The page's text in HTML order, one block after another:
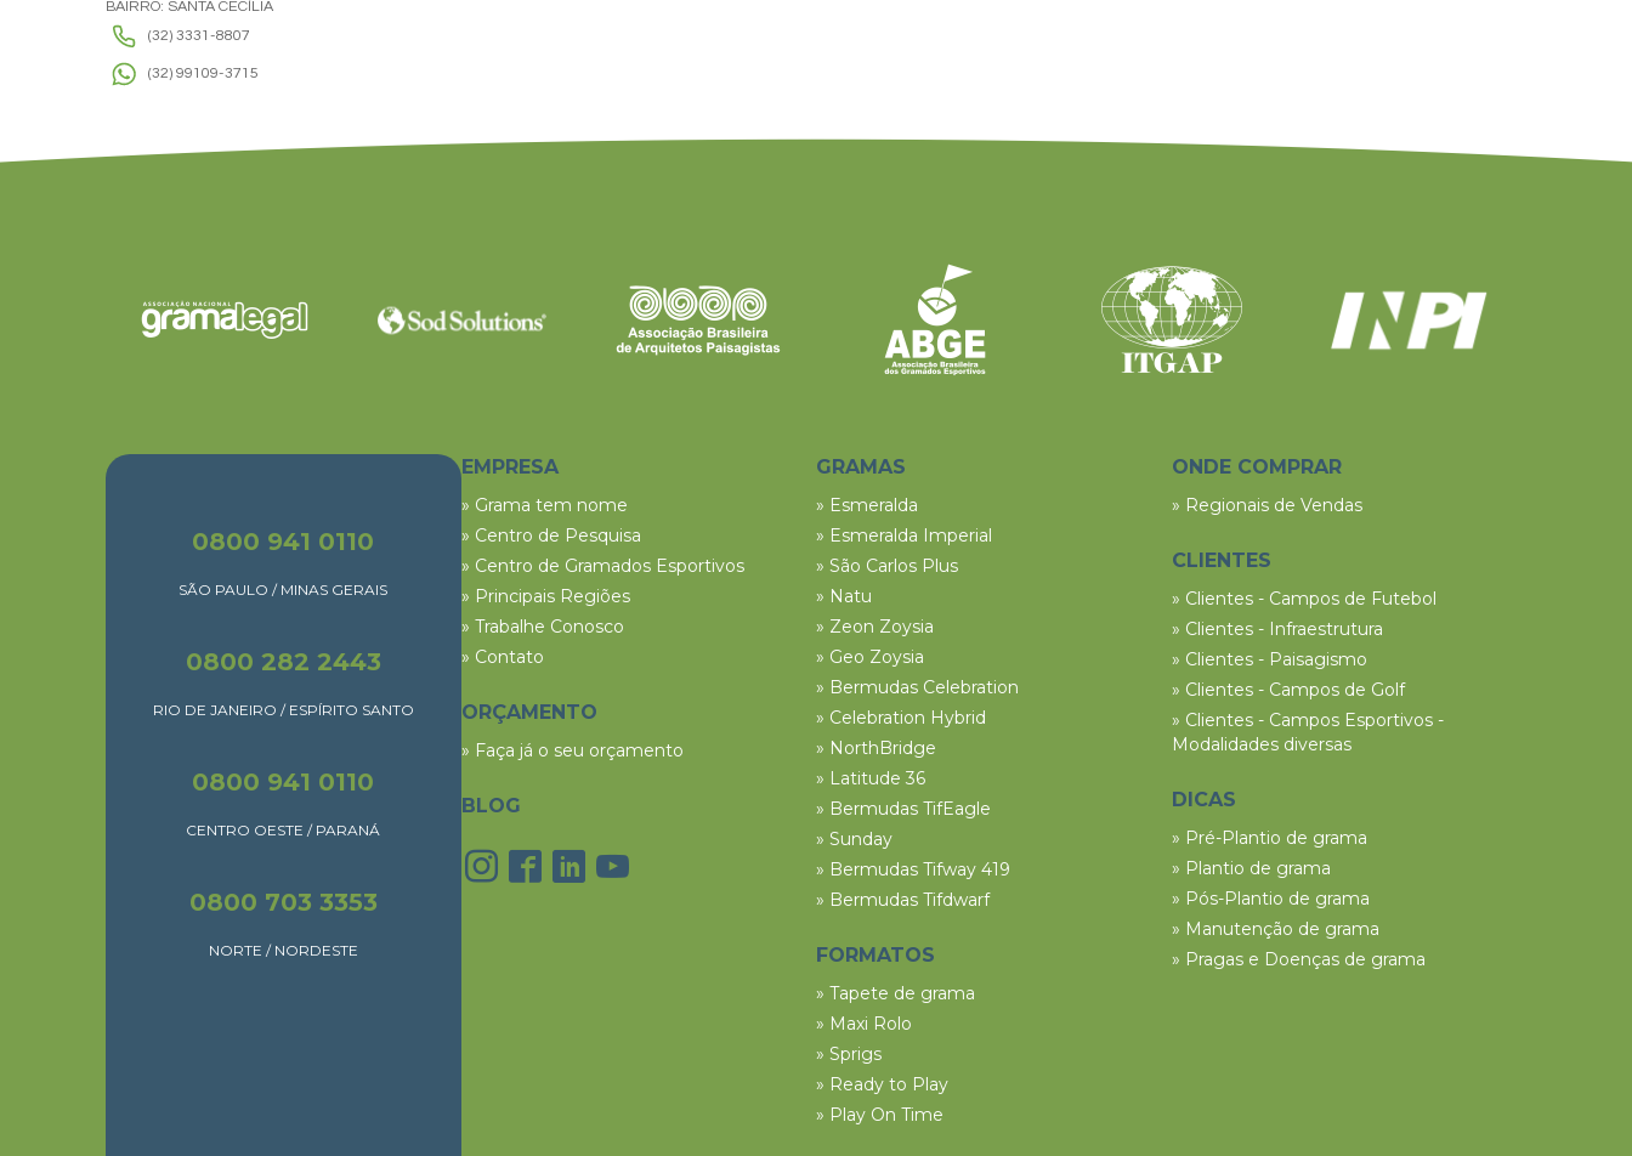
BAIRRO: SANTA CECÍLIA
(32) 3331-8807
(32) 99109-3715
0800 941 0110
SÃO PAULO / MINAS GERAIS
0800 282 2443
RIO DE JANEIRO / ESPÍRITO SANTO
0800 941 0110
CENTRO OESTE / PARANÁ
0800 703 3353
NORTE / NORDESTE
EMPRESA
» Grama tem nome
» Centro de Pesquisa
» Centro de Gramados Esportivos
» Principais Regiões
» Trabalhe Conosco
» Contato
ORÇAMENTO
» Faça já o seu orçamento
BLOG
GRAMAS
» Esmeralda
» Esmeralda Imperial
» São Carlos Plus
» Natu
» Zeon Zoysia
» Geo Zoysia
» Bermudas Celebration
» Celebration Hybrid
» NorthBridge
» Latitude 36
» Bermudas TifEagle
» Sunday
» Bermudas Tifway 419
» Bermudas Tifdwarf
FORMATOS
» Tapete de grama
» Maxi Rolo
» Sprigs
» Ready to Play
» Play On Time
ONDE COMPRAR
» Regionais de Vendas
CLIENTES
» Clientes - Campos de Futebol
» Clientes - Infraestrutura
» Clientes - Paisagismo
» Clientes - Campos de Golf
» Clientes - Campos Esportivos -
Modalidades diversas
DICAS
» Pré-Plantio de grama
» Plantio de grama
» Pós-Plantio de grama
» Manutenção de grama
» Pragas e Doenças de grama